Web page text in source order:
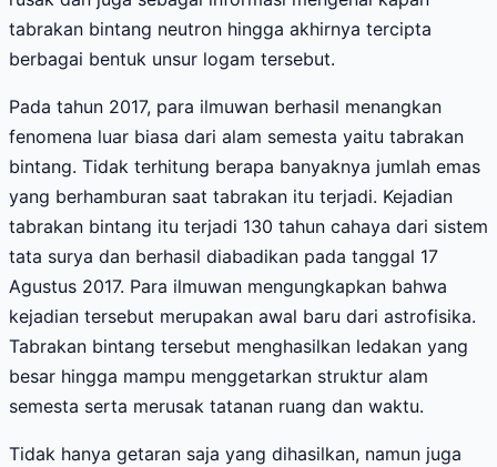
tabrakan bintang neutron hingga akhirnya tercipta
berbagai bentuk unsur logam tersebut.
Pada tahun 2017, para ilmuwan berhasil menangkan
fenomena luar biasa dari alam semesta yaitu tabrakan
bintang. Tidak terhitung berapa banyaknya jumlah emas
yang berhamburan saat tabrakan itu terjadi. Kejadian
tabrakan bintang itu terjadi 130 tahun cahaya dari sistem
tata surya dan berhasil diabadikan pada tanggal 17
Agustus 2017. Para ilmuwan mengungkapkan bahwa
kejadian tersebut merupakan awal baru dari astrofisika.
Tabrakan bintang tersebut menghasilkan ledakan yang
besar hingga mampu menggetarkan struktur alam
semesta serta merusak tatanan ruang dan waktu.
Tidak hanya getaran saja yang dihasilkan, namun juga